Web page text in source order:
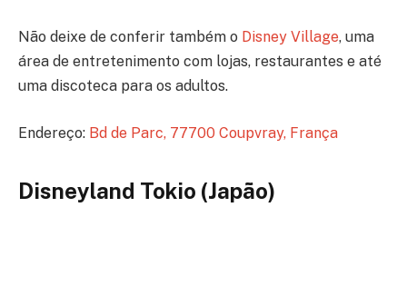
Não deixe de conferir também o Disney Village, uma
área de entretenimento com lojas, restaurantes e até
uma discoteca para os adultos.
Endereço: Bd de Parc, 77700 Coupvray, França
Disneyland Tokio (Japão)